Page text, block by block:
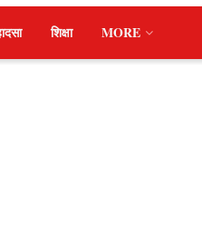
शिक्षा MORE